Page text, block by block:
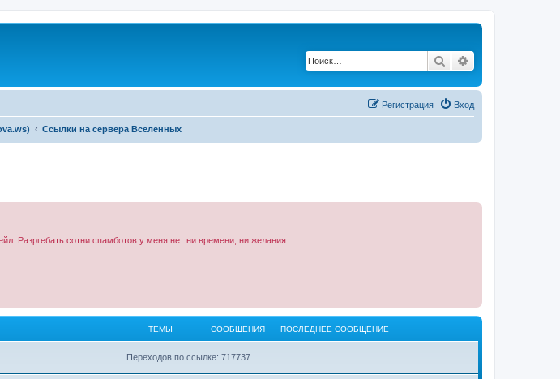
Поиск
Вход
Регистрация
Ссылки на сервера Вселенных
Разргебать сотни спамботов у меня нет ни времени, ни желания.
ТЕМЫ СООБЩЕНИЯ ПОСЛЕДНЕЕ СООБЩЕНИЕ
Переходов по ссылке: 717737